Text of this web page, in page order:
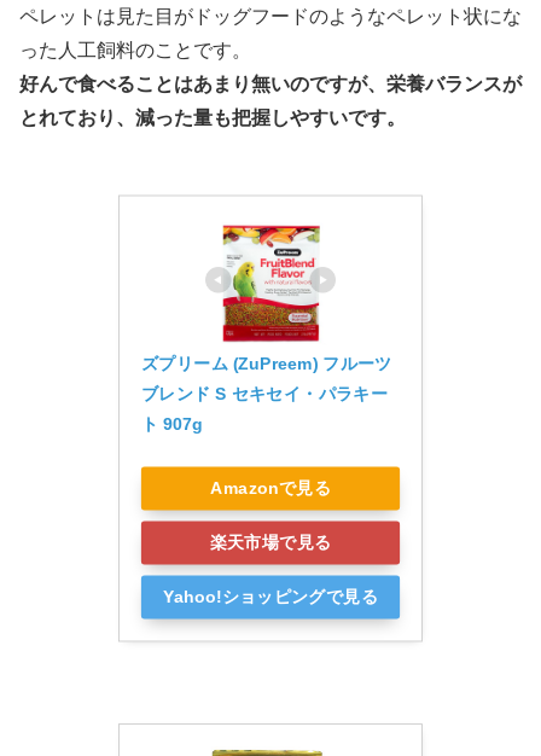
ペレットは見た目がドッグフードのようなペレット状にな
った人工飼料のことです。
好んで食べることはあまり無いのですが、栄養バランスが
とれており、減った量も把握しやすいです。
ズプリーム (ZuPreem) フルーツ
ブレンド S セキセイ・パラキー
ト 907g
Amazonで見る
楽天市場で見る
Yahoo!ショッピングで見る